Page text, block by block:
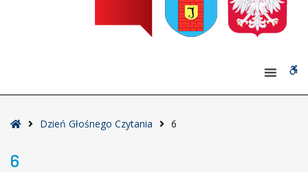
StronaDzień Głośnego Czytania 6
6